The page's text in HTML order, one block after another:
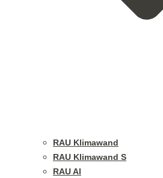
RAU Klimawand
RAU Klimawand S
RAU Al